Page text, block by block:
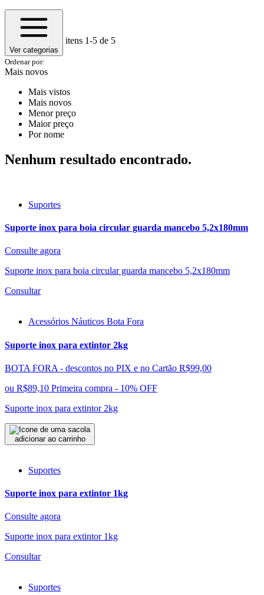
Ver categorias
itens 1-5 de 5
Ordenar por:
Mais novos
Mais vistos
Mais novos
Menor preço
Maior preço
Por nome
Nenhum resultado encontrado.
Suportes
Suporte inox para boia circular guarda mancebo 5,2x180mm
Consulte agora
Suporte inox para boia circular guarda mancebo 5,2x180mm
Consultar
Acessórios Náuticos Bota Fora
Suporte inox para extintor 2kg
BOTA FORA - descontos no PIX e no Cartão R$99,00
ou R$89,10 Primeira compra - 10% OFF
Suporte inox para extintor 2kg
adicionar ao carrinho
Suportes
Suporte inox para extintor 1kg
Consulte agora
Suporte inox para extintor 1kg
Consultar
Suportes